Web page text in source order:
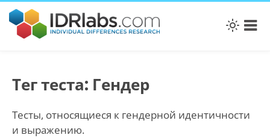
Тег теста: Гендер
Тесты, относящиеся к гендерной идентичности
и выражению.